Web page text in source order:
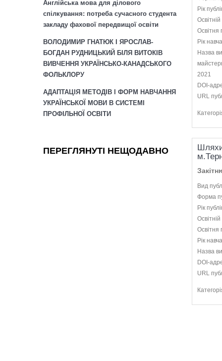
Англійська мова для ділового
спілкування: потреба сучасного студента
закладу фахової передвищої освіти
ВОЛОДИМИР ГНАТЮК І ЯРОСЛАВ-
БОГДАН РУДНИЦЬКИЙ БІЛЯ ВИТОКІВ
ВИВЧЕННЯ УКРАЇНСЬКО-КАНАДСЬКОГО
ФОЛЬКЛОРУ
АДАПТАЦІЯ МЕТОДІВ І ФОРМ НАВЧАННЯ
УКРАЇНСЬКОЇ МОВИ В СИСТЕМІ
ПРОФІЛЬНОЇ ОСВІТИ
ПЕРЕГЛЯНУТІ НЕЩОДАВНО
Рік
Освітня
Рік
Назва
2021
DOI-
URL
Шляхи
Вид
Форма
Рік
Освітня
Рік
Назва
DOI-
URL